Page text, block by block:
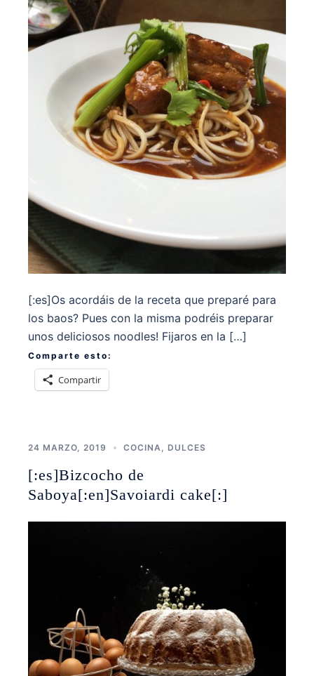
[:es]Os acordáis de la receta que preparé para
los baos? Pues con la misma podréis preparar
unos deliciosos noodles! Fijaros en la […]
Comparte esto:
Compartir
24 MARZO, 2019 COCINA DULCES
[:es]Bizcocho de
Saboya[:en]Savoiardi cake[:]